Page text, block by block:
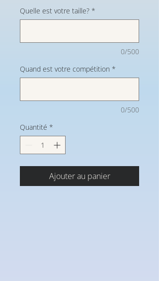
Quelle est votre taille? *
0/500
Quand est votre compétition *
0/500
Quantité *
Ajouter au panier